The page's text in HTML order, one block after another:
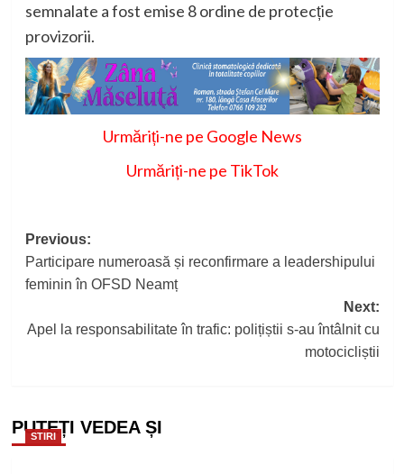
semnalate a fost emise 8 ordine de protecție
provizorii.
Urmăriți-ne pe Google News
Urmăriți-ne pe TikTok
Post
navigation
Previous:
Participare numeroasă și reconfirmare a leadershipului
feminin în OFSD Neamț
Next:
Apel la responsabilitate în trafic: polițiștii s-au întâlnit cu
motocicliștii
PUTEȚI VEDEA ȘI
STIRI